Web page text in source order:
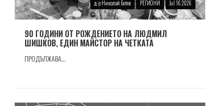
д-р Николай Ботев РЕГИОНИ Jul 16 2026
90 ГОДИНИ ОТ РОЖДЕНИЕТО НА ЛЮДМИЛ
ШИШКОВ, ЕДИН МАЙСТОР НА ЧЕТКАТА
ПРОДЪЛЖАВА...